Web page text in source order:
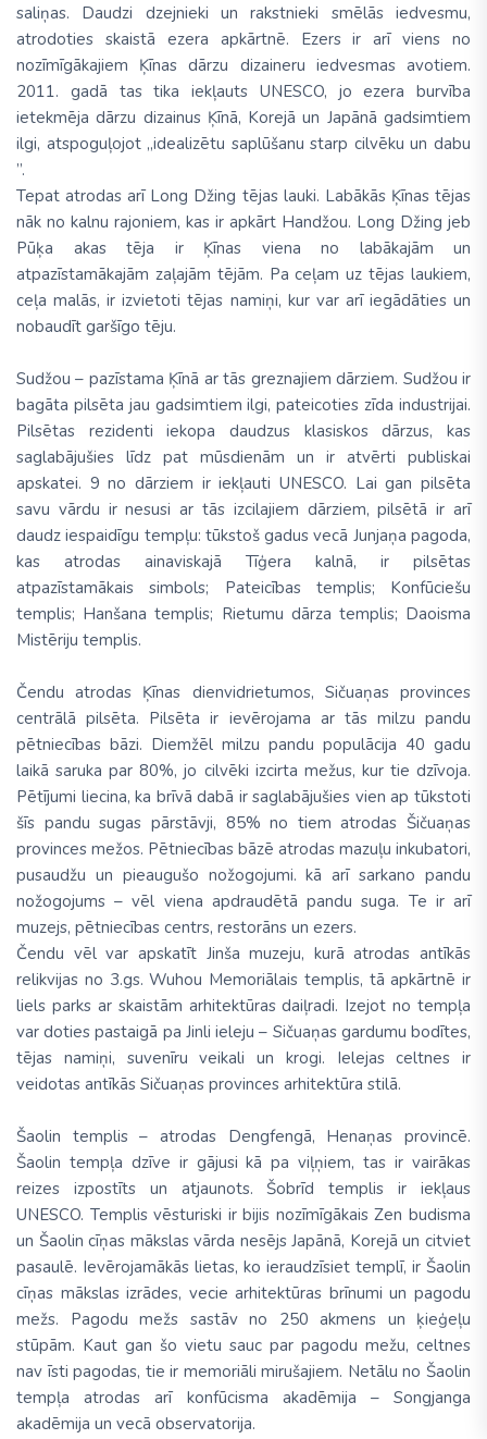
saliņas. Daudzi dzejnieki un rakstnieki smēlās iedvesmu,
atrodoties skaistā ezera apkārtnē. Ezers ir arī viens no
nozīmīgākajiem Ķīnas dārzu dizaineru iedvesmas avotiem.
2011. gadā tas tika iekļauts UNESCO, jo ezera burvība
ietekmēja dārzu dizainus Ķīnā, Korejā un Japānā gadsimtiem
ilgi, atspoguļojot „idealizētu saplūšanu starp cilvēku un dabu
”.
Tepat atrodas arī Long Džing tējas lauki. Labākās Ķīnas tējas
nāk no kalnu rajoniem, kas ir apkārt Handžou. Long Džing jeb
Pūķa akas tēja ir Ķīnas viena no labākajām un
atpazīstamākajām zaļajām tējām. Pa ceļam uz tējas laukiem,
ceļa malās, ir izvietoti tējas namiņi, kur var arī iegādāties un
nobaudīt garšīgo tēju.
Sudžou – pazīstama Ķīnā ar tās greznajiem dārziem. Sudžou ir
bagāta pilsēta jau gadsimtiem ilgi, pateicoties zīda industrijai.
Pilsētas rezidenti iekopa daudzus klasiskos dārzus, kas
saglabājušies līdz pat mūsdienām un ir atvērti publiskai
apskatei. 9 no dārziem ir iekļauti UNESCO. Lai gan pilsēta
savu vārdu ir nesusi ar tās izcilajiem dārziem, pilsētā ir arī
daudz iespaidīgu tempļu: tūkstoš gadus vecā Junjaņa pagoda,
kas atrodas ainaviskajā Tīģera kalnā, ir pilsētas
atpazīstamākais simbols; Pateicības templis; Konfūciešu
templis; Hanšana templis; Rietumu dārza templis; Daoisma
Mistēriju templis.
Čendu atrodas Ķīnas dienvidrietumos, Sičuaņas provinces
centrālā pilsēta. Pilsēta ir ievērojama ar tās milzu pandu
pētniecības bāzi. Diemžēl milzu pandu populācija 40 gadu
laikā saruka par 80%, jo cilvēki izcirta mežus, kur tie dzīvoja.
Pētījumi liecina, ka brīvā dabā ir saglabājušies vien ap tūkstoti
šīs pandu sugas pārstāvji, 85% no tiem atrodas Šičuaņas
provinces mežos. Pētniecības bāzē atrodas mazuļu inkubatori,
pusaudžu un pieaugušo nožogojumi. kā arī sarkano pandu
nožogojums – vēl viena apdraudētā pandu suga. Te ir arī
muzejs, pētniecības centrs, restorāns un ezers.
Čendu vēl var apskatīt Jinša muzeju, kurā atrodas antīkās
relikvijas no 3.gs. Wuhou Memoriālais templis, tā apkārtnē ir
liels parks ar skaistām arhitektūras daiļradi. Izejot no tempļa
var doties pastaigā pa Jinli ieleju – Sičuaņas gardumu bodītes,
tējas namiņi, suvenīru veikali un krogi. Ielejas celtnes ir
veidotas antīkās Sičuaņas provinces arhitektūra stilā.
Šaolin templis – atrodas Dengfengā, Henaņas provincē.
Šaolin tempļa dzīve ir gājusi kā pa viļņiem, tas ir vairākas
reizes izpostīts un atjaunots. Šobrīd templis ir iekļaus
UNESCO. Templis vēsturiski ir bijis nozīmīgākais Zen budisma
un Šaolin cīņas mākslas vārda nesējs Japānā, Korejā un citviet
pasaulē. Ievērojamākās lietas, ko ieraudzīsiet templī, ir Šaolin
cīņas mākslas izrādes, vecie arhitektūras brīnumi un pagodu
mežs. Pagodu mežs sastāv no 250 akmens un ķieģeļu
stūpām. Kaut gan šo vietu sauc par pagodu mežu, celtnes
nav īsti pagodas, tie ir memoriāli mirušajiem. Netālu no Šaolin
tempļa atrodas arī konfūcisma akadēmija – Songjanga
akadēmija un vecā observatorija.